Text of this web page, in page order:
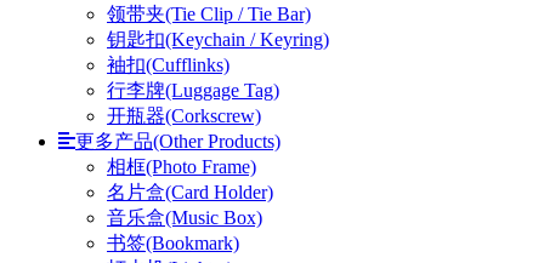
领带夹(Tie Clip / Tie Bar)
钥匙扣(Keychain / Keyring)
袖扣(Cufflinks)
行李牌(Luggage Tag)
开瓶器(Corkscrew)
更多产品(Other Products)
相框(Photo Frame)
名片盒(Card Holder)
音乐盒(Music Box)
书签(Bookmark)